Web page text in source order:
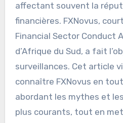
affectant souvent la
financières. FXNovus,
Financial Sector Conduct
d’Afrique du Sud, a fait
surveillances. Cet article
connaître FXNovus en
abordant les mythes et
plus courants, tout en